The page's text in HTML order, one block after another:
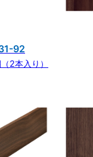
92
2本入り）